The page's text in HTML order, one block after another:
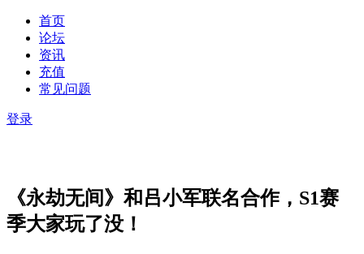
首页
论坛
资讯
充值
常见问题
登录
《永劫无间》和吕小军联名合作，S1赛
季大家玩了没！